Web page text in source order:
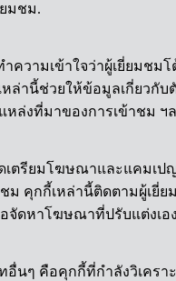
มชม.
ความเข้าใจว่าผู้เยี่ยมชม
หล่านี้ช่วยให้ข้อมูลเกี่ยวกั
หล่งที่มาของการเข้าชม ฯ
ตรียมโฆษณาและแคมเป
ม คุกกี้เหล่านี้ติดตามผู้เยี่ย
จัดหาโฆษณาที่ปรับแต่งเอง
อื่นๆ คือคุกกี้ที่กำลังวิเครา